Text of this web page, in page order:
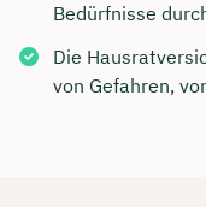
Bedürfnisse
Die
von Gefahren,